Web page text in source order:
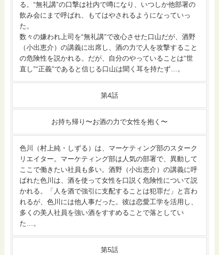
る。“無礼講”の口撃は社内で噂になり、いつしか他部署の
飲み会にまで呼ばれ、もてはやされるようになっていっ
た。
数々の嫌われ上司を“無礼講”で改心させた口山だが、酒野
（小出恵介）の講義に出席し、酒の力で人を攻撃すること
の危険性を説かれる。だが、自分のやっていることは“世
直し”“正義”であると信じる口山は聞く耳を持たず…。
第4話
お持ち帰り〜お酒の力で女性を抱く〜
色川（村上純・しずる）は、マーケティング部のスターク
リエイター。マーケティング部は人気の部署で、異動して
ここで働きたい社員も多い。酒野（小出恵介）の講義に呼
ばれた色川は、酒を使って女性を口説く危険性について説
かれる。「人を酒で強引に支配することは犯罪だ」と言わ
れるが、色川には他人事だった。彼は恋愛工学を活用し、
多くの美人社員を強い酒をすすめることで落としてい
た…。
第5話